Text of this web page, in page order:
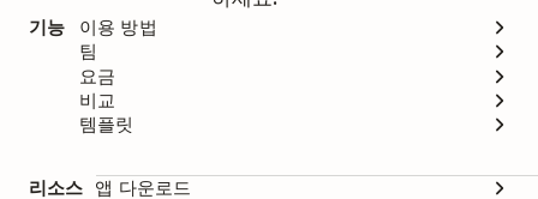
기능
이용 방법
팀
요금
비교
템플릿
리소스 앱 다운로드